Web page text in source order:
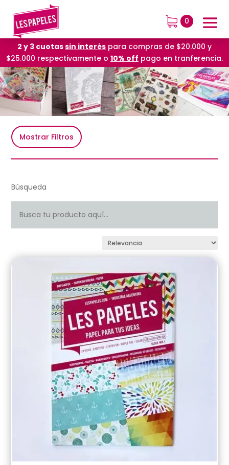
0
2 y 3 cuotassin interés para compras de $20.000 y
$25.000 respectivamente o 10% off pago en tranferencia.
Mostrar Filtros
Búsqueda